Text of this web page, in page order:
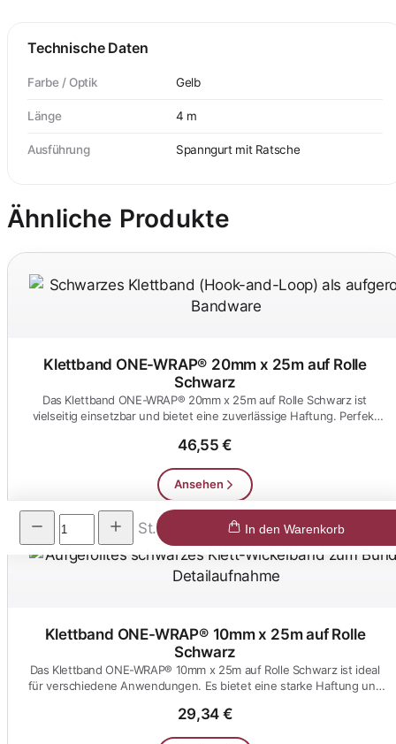
Technische Daten
Farbe / Optik Gelb
Länge 4 m
Ausführung Spanngurt mit Ratsche
Ähnliche Produkte
Klettband ONE-WRAP® 20mm x 25m auf Rolle
Schwarz
Das Klettband ONE-WRAP® 20mm x 25m auf Rolle Schwarz ist
vielseitig einsetzbar und bietet eine zuverlässige Haftung. Perfekt
46,55 €
Ansehen
Klettband ONE-WRAP® 10mm x 25m auf Rolle
Schwarz
Das Klettband ONE-WRAP® 10mm x 25m auf Rolle Schwarz ist ideal
für verschiedene Anwendungen. Es bietet eine starke Haftung und
29,34 €
St. In den Warenkorb